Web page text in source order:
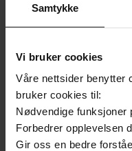
Samtykke
Vi bruker cookies
Våre nettsider benytter
bruker cookies til:
Nødvendige funksjoner
Forbedrer opplevelsen
Gir oss en bedre
Vinner av Rivertonprisen